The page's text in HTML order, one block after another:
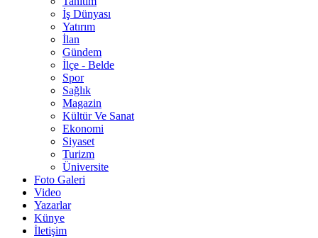
İş Dünyası
Yatırım
İlan
Gündem
İlçe - Belde
Spor
Sağlık
Magazin
Kültür Ve Sanat
Ekonomi
Siyaset
Turizm
Üniversite
Foto Galeri
Video
Yazarlar
Künye
İletişim